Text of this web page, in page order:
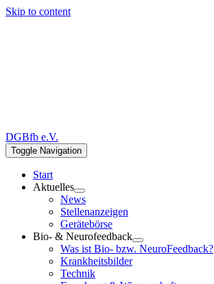
Skip to content
DGBfb e.V.
Toggle Navigation
Start
Aktuelles
News
Stellenanzeigen
Gerätebörse
Bio- & Neurofeedback
Was ist Bio- bzw. NeuroFeedback?
Krankheitsbilder
Technik